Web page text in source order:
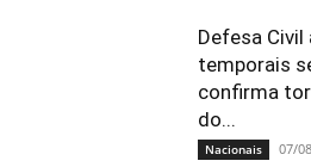
Defesa Civil
temporais
confirma
do...
Nacionais 07/